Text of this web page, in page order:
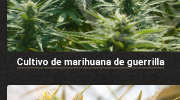
Cultivo de marihuana de guerrilla